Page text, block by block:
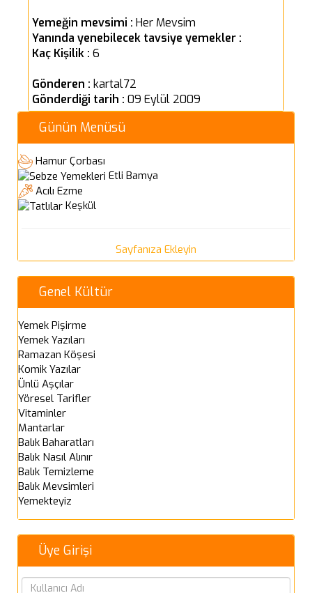
Yemeğin mevsimi : Her Mevsim
Yanında yenebilecek tavsiye yemekler :
Kaç Kişilik : 6
Gönderen : kartal72
Gönderdiği tarih : 09 Eylül 2009
Günün Menüsü
Hamur Çorbası
Etli Bamya
Acılı Ezme
Keşkül
Sayfanıza Ekleyin
Genel Kültür
Yemek Pişirme
Yemek Yazıları
Ramazan Köşesi
Komik Yazılar
Ünlü Aşçılar
Yöresel Tarifler
Vitaminler
Mantarlar
Balık Baharatları
Balık Nasıl Alınır
Balık Temizleme
Balık Mevsimleri
Yemekteyiz
Üye Girişi